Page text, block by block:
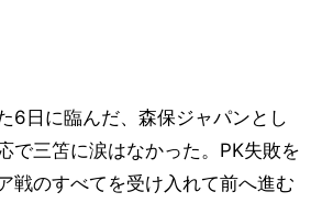
6日に臨んだ、森保ジャパンとし
で三笘に涙はなかった。PK失敗を
戦のすべてを受け入れて前へ進む